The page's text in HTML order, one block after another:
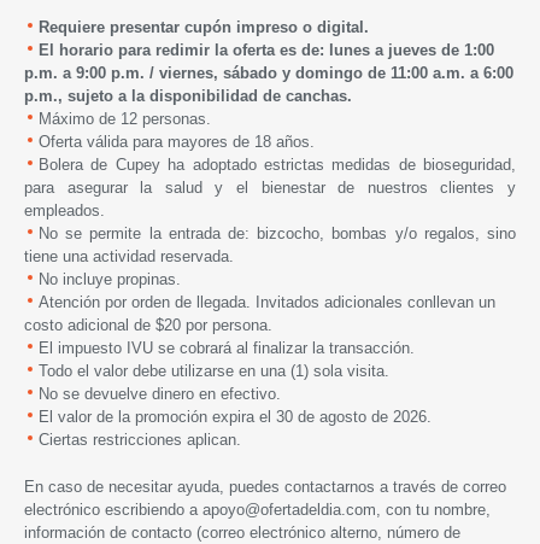
Requiere presentar cupón impreso o digital.
El horario para redimir la oferta es de: lunes a jueves de 1:00
p.m. a 9:00 p.m. / viernes, sábado y domingo de 11:00 a.m. a 6:00
p.m., sujeto a la disponibilidad de canchas.
Máximo de 12 personas.
Oferta válida para mayores de 18 años.
Bolera de Cupeyha adoptado estrictas medidas de bioseguridad,
para asegurar la salud y el bienestar de nuestros clientes y
empleados.
No se permite la entrada de: bizcocho, bombas y/o regalos, sino
tiene una actividad reservada.
No incluye propinas.
Atención por orden de llegada. Invitados adicionales conllevan un
costo adicional de $20 por persona.
El impuesto IVU se cobrará al finalizar la transacción.
Todo el valor debe utilizarse en una (1) sola visita.
No se devuelve dinero en efectivo.
El valor de la promoción expira el 30 de agosto de 2026.
Ciertas restricciones aplican.
En caso de necesitar ayuda, puedes contactarnos a través de correo
electrónico escribiendo a apoyo@ofertadeldia.com , con tu nombre,
información de contacto (correo electrónico alterno, número de